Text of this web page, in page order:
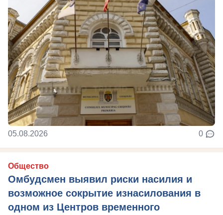
05.08.2026 0
Общество
Омбудсмен выявил риски насилия и
возможное сокрытие изнасилования в
одном из Центров временного